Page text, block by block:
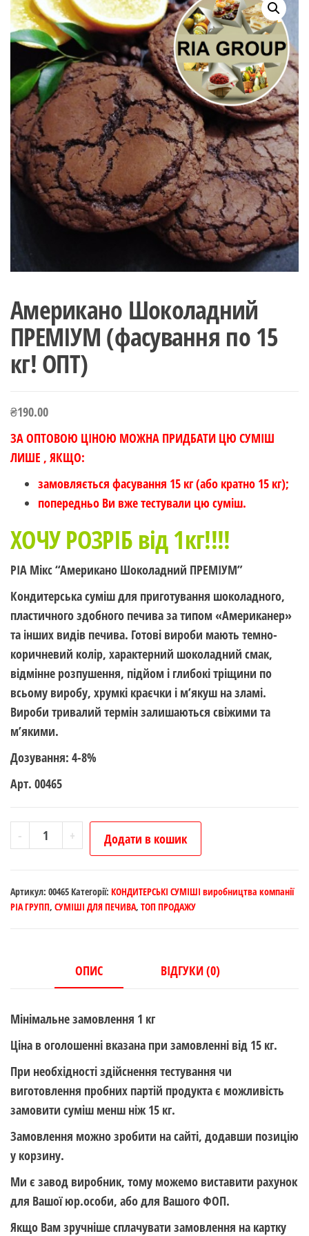
Американо Шоколадний
ПРЕМІУМ (фасування по 15
кг! ОПТ)
₴190.00
ЗА ОПТОВОЮ ЦІНОЮ МОЖНА ПРИДБАТИ ЦЮ СУМІШ
ЛИШЕ , ЯКЩО:
замовляється фасування 15 кг (або кратно 15 кг);
попередньо Ви вже тестували цю суміш.
ХОЧУ РОЗРІБ від 1кг!!!!
РІА Мікс “Американо Шоколадний ПРЕМІУМ”
Кондитерська суміш для приготування шоколадного,
пластичного здобного печива за типом «Американер»
та інших видів печива. Готові вироби мають темно-
коричневий колір, характерний шоколадний смак,
відмінне розпушення, підйом і глибокі тріщини по
всьому виробу, хрумкі краєчки і м’якуш на зламі.
Вироби тривалий термін залишаються свіжими та
м’якими.
Дозування: 4-8%
Арт. 00465
-
Американо
Шоколадний
(фасування
по
кількість
+ Додати в кошик
Артикул: 00465 Категорії: КОНДИТЕРСЬКІ СУМІШІ виробництва компанії
РІА ГРУПП, СУМІШІ ДЛЯ ПЕЧИВА, ТОП ПРОДАЖУ
ОПИС ВІДГУКИ (0)
Мінімальне замовлення 1 кг
Ціна в оголошенні вказана при замовленні від 15 кг.
При необхідності здійснення тестування чи
виготовлення пробних партій продукта є можливість
замовити суміш менш ніж 15 кг.
Замовлення можно зробити на сайті, додавши позицію
у корзину.
Ми є завод виробник, тому можемо виставити рахунок
для Вашої юр.особи, або для Вашого ФОП.
Якщо Вам зручніше сплачувати замовлення на картку